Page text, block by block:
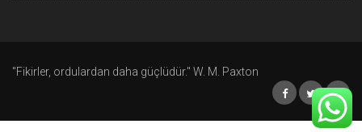
"Fikirler, ordulardan daha güçlüdür." W. M. Paxton